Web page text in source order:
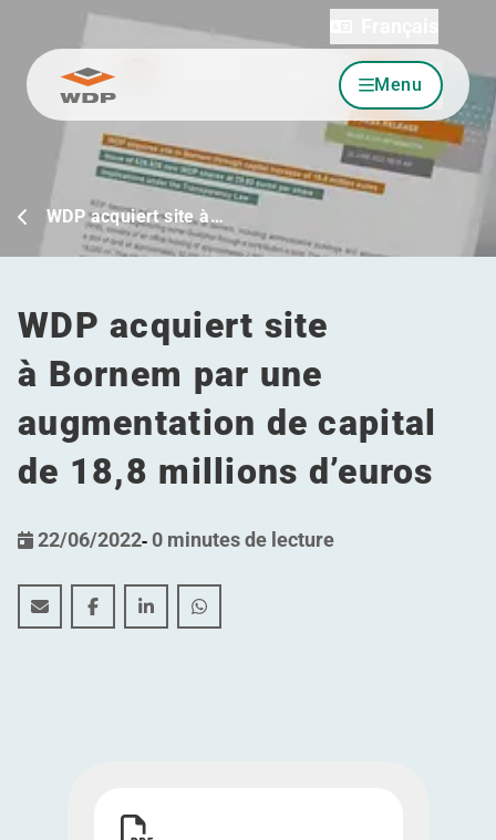
Allez au contenu Menu
WDP acquiert site à…
WDP acquiert site
à Bornem par une
augmentation de capital
de 18,8 millions d’euros
22/06/2022- 0 minutes de lecture
WDP acquiert site à Bornem par une augmentation
WDP acquiert site à Bornem par une
WDP acquiert site à Bornem par une
WDP acquiert site à Bornem par